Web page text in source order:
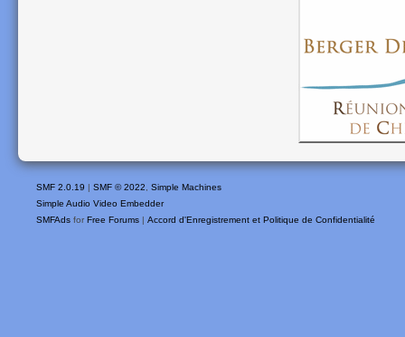
SMF 2.0.19 | SMF © 2022, Simple Machines
Simple Audio Video Embedder
SMFAds for Free Forums | Accord d'Enregistrement et Politique de Confidentialité